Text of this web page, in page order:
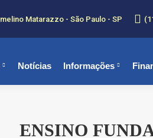
Matarazzo - São Paulo - SP
Notícias Informações
ENSINO